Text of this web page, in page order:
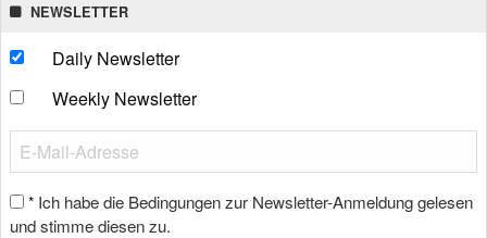
NEWSLETTER
Daily Newsletter
Weekly Newsletter
* Ich habe die Bedingungen zur Newsletter-Anmeldung gelesen
und stimme diesen zu.